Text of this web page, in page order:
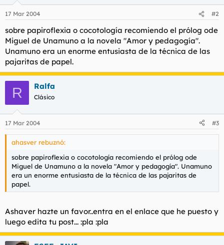
m
a
17 Mar 2004 #2
sobre papiroflexia o cocotología recomiendo el prólog ode
Miguel de Unamuno a la novela "Amor y pedagogía".
Unamuno era un enorme entusiasta de la técnica de las
pajaritas de papel.
R Ralfa
Clásico
17 Mar 2004 #3
ahasver rebuznó:
sobre papiroflexia o cocotología recomiendo el prólog ode
Miguel de Unamuno a la novela "Amor y pedagogía". Unamuno
era un enorme entusiasta de la técnica de las pajaritas de
papel.
Ashaver hazte un favor..entra en el enlace que he puesto y
luego edita tu post... :pla :pla